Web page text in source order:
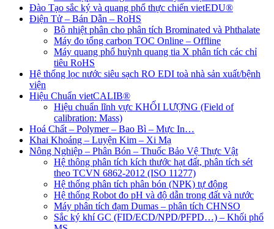
Đào Tạo sắc ký và quang phổ thực chiến vietEDU®
Điện Tử – Bán Dẫn – RoHS
Bộ nhiệt phân cho phân tích Brominated và Phthalate
Máy đo tổng carbon TOC Online – Offline
Máy quang phổ huỳnh quang tia X phân tích các chỉ
tiêu RoHS
Hệ thống lọc nước siêu sạch RO EDI​​ toà nhà sản xuất/bệnh
viện
Hiệu Chuẩn vietCALIB®
Hiệu chuẩn lĩnh vực KHỐI LƯỢNG (Field of
calibration: Mass)
Hoá Chất – Polymer – Bao Bì – Mực In…
Khai Khoáng – Luyện Kim – Xi Mạ
Nông Nghiệp – Phân Bón – Thuốc Bảo Vệ Thực Vật
Hệ thông phân tích kích thước hạt đất, phân tích sét
theo TCVN 6862-2012 (ISO 11277)
Hệ thống phân tích phân bón (NPK) tự động
Hệ thống Robot đo pH và độ dẫn trong đất và nước
Máy phân tích đạm Dumas – phân tích CHNSO
Sắc ký khí GC (FID/ECD/NPD/PFPD…) – Khối phổ